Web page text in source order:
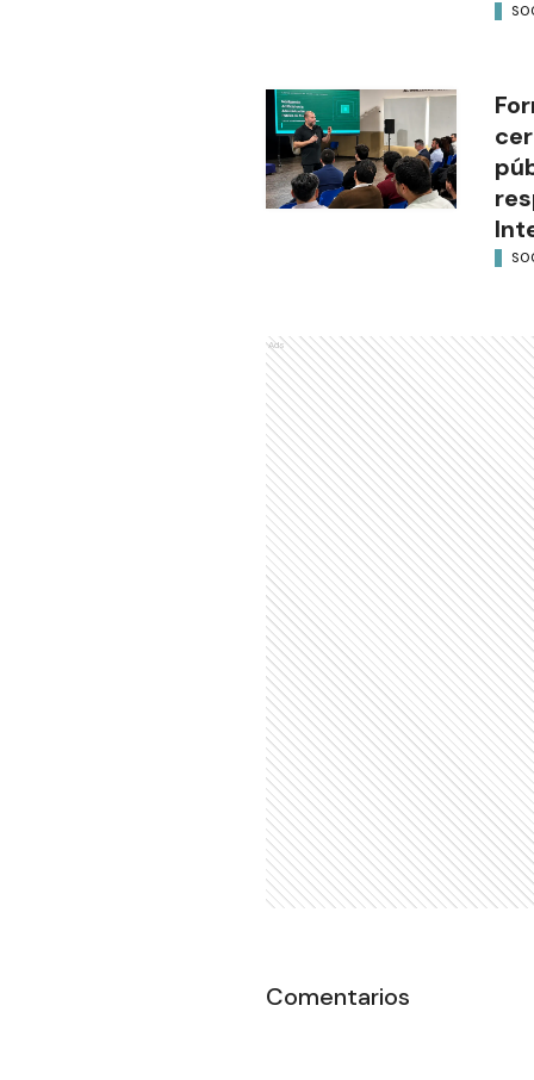
Ads
Comentarios